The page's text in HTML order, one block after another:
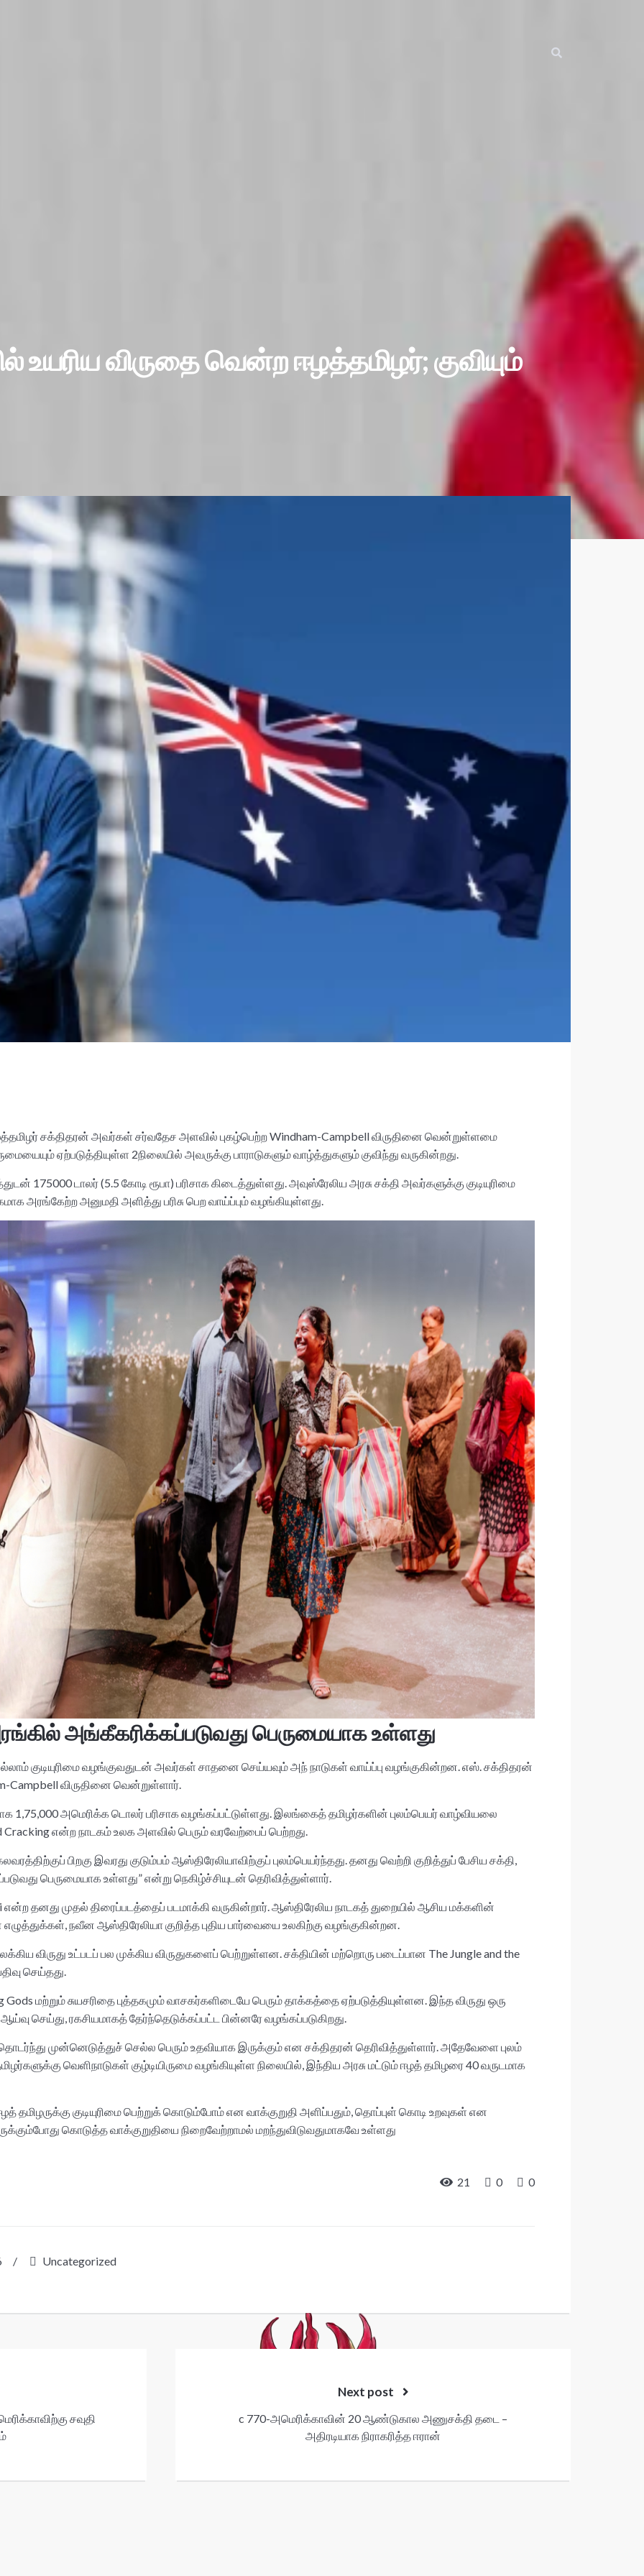
உயரிய விருதை வென்ற ஈழத்தமிழர்; குவியும்
சக்திதரன் அவர்கள் சர்வதேச அளவில் புகழ்பெற்ற Windham-Campbell விருதினை வென்றுள்ளமை
ஏற்படுத்தியுள்ள 2நிலையில் அவருக்கு பாராடுகளும் வாழ்த்துகளும் குவிந்து வருகின்றது.
175000 டாலர் (5.5 கோடி ரூபா) பரிசாக கிடைத்துள்ளது. அவுஸ்ரேலிய அரசு சக்தி அவர்களுக்கு குடியுரிமை
அரங்கேற்ற அனுமதி அளித்து பரிசு பெற வாய்ப்பும் வழங்கியுள்ளது.
அங்கீகரிக்கப்படுவது பெருமையாக உள்ளது
குடியுரிமை வழங்குவதுடன் அவர்கள் சாதனை செய்யவும் அந் நாடுகள் வாய்ப்பு வழங்குகின்றன. எஸ். சக்திதரன்
Campbell விருதினை வென்றுள்ளார்.
1,75,000 அமெரிக்க டொலர் பரிசாக வழங்கப்பட்டுள்ளது. இலங்கைத் தமிழர்களின் புலம்பெயர் வாழ்வியலை
என்ற நாடகம் உலக அளவில் பெரும் வரவேற்பைப் பெற்றது.
பிறகு இவரது குடும்பம் ஆஸ்திரேலியாவிற்குப் புலம்பெயர்ந்தது. தனது வெற்றி குறித்துப் பேசிய சக்தி,
பெருமையாக உள்ளது” என்று நெகிழ்ச்சியுடன் தெரிவித்துள்ளார்.
தனது முதல் திரைப்படத்தைப் படமாக்கி வருகின்றார். ஆஸ்திரேலிய நாடகத் துறையில் ஆசிய மக்களின்
நவீன ஆஸ்திரேலியா குறித்த புதிய பார்வையை உலகிற்கு வழங்குகின்றன.
விருது உட்படப் பல முக்கிய விருதுகளைப் பெற்றுள்ளன. சக்தியின் மற்றொரு படைப்பான The Jungle and the
செய்தது.
மற்றும் சுயசரிதை புத்தகமும் வாசகர்களிடையே பெரும் தாக்கத்தை ஏற்படுத்தியுள்ளன. இந்த விருது ஒரு
செய்து, ரகசியமாகத் தேர்ந்தெடுக்கப்பட்ட பின்னரே வழங்கப்படுகிறது.
முன்னெடுத்துச் செல்ல பெரும் உதவியாக இருக்கும் என சக்திதரன் தெரிவித்துள்ளார். அதேவேளை புலம்
வெளிநாடுகள் குழ்டியிருமை வழங்கியுள்ள நிலையில், இந்திய அரசு மட்டும் ஈழத் தமிழரை 40 வருடமாக
குடியுரிமை பெற்றுக் கொடும்போம் என வாக்குறுதி அளிப்பதும், தொப்புள் கொடி உறவுகள் என
கொடுத்த வாக்குறுதியை நிறைவேற்றாமல் மறந்துவிடுவதுமாகவே உள்ளது
21 0 0
/ Uncategorized
சவுதி
Next post
c 770-அமெரிக்காவின் 20 ஆண்டுகால அணுசக்தி தடை –
அதிரடியாக நிராகரித்த ஈரான்